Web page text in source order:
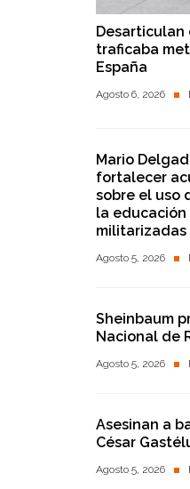
Desarticulan
traficaba
España
Agosto 6, 2026
Mario
fortalecer
sobre el uso
la educación
militarizadas
Agosto 5, 2026
Sheinbaum
Nacional de
Agosto 5, 2026
Asesinan a
César
Agosto 5, 2026